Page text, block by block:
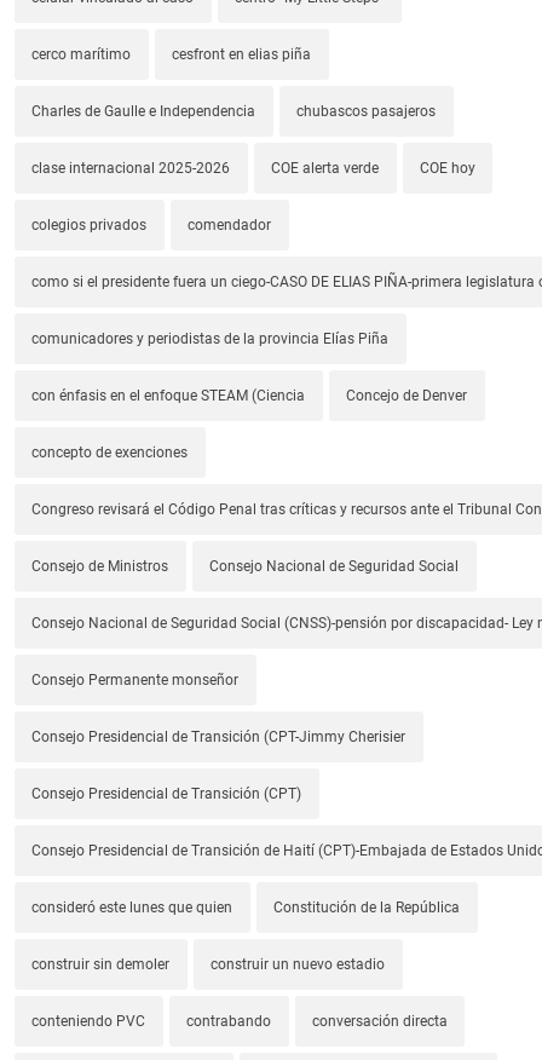
cerco marítimo cesfront en elias piña
Charles de Gaulle e Independencia chubascos pasajeros
clase internacional 2025-2026 COE alerta verde COE hoy
colegios privados comendador
como si el presidente fuera un ciego-CASO DE ELIAS PIÑA-primera legislatura
comunicadores y periodistas de la provincia Elías Piña
con énfasis en el enfoque STEAM (Ciencia Concejo de Denver
concepto de exenciones
Congreso revisará el Código Penal tras críticas y recursos ante el Tribunal
Consejo de Ministros Consejo Nacional de Seguridad Social
Consejo Nacional de Seguridad Social (CNSS)-pensión por discapacidad- Ley
Consejo Permanente monseñor
Consejo Presidencial de Transición (CPT-Jimmy Cherisier
Consejo Presidencial de Transición (CPT)
Consejo Presidencial de Transición de Haití (CPT)-Embajada de Estados
consideró este lunes que quien Constitución de la República
construir sin demoler construir un nuevo estadio
conteniendo PVC contrabando conversación directa